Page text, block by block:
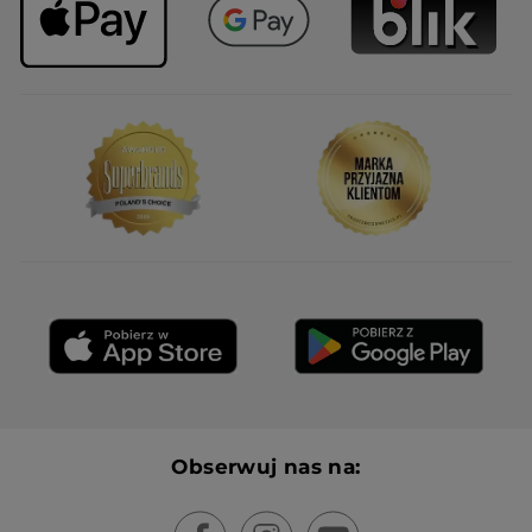
Obserwuj nas na: